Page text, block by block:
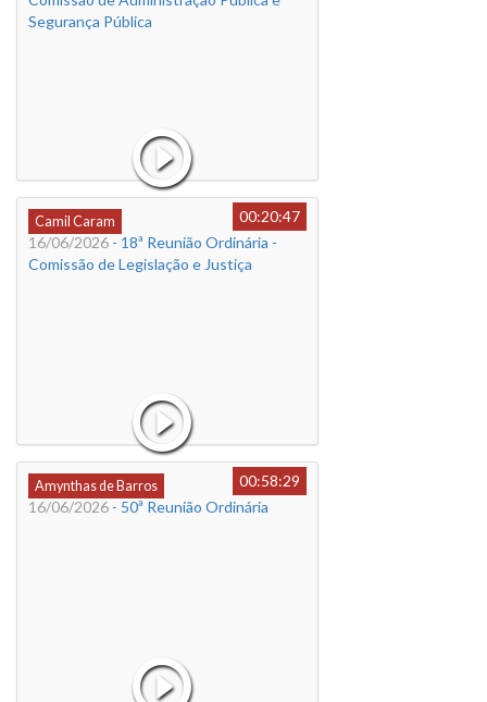
Segurança Pública
Camil Caram
00:20:47
16/06/2026 - 18ª Reunião Ordinária -
Comissão de Legislação e Justiça
Amynthas de Barros
00:58:29
16/06/2026 - 50ª Reunião Ordinária